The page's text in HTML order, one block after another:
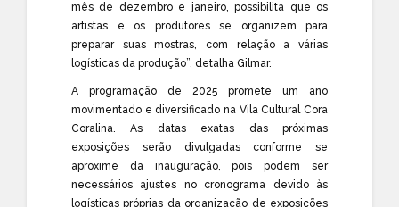
mês de dezembro e janeiro, possibilita que os
artistas e os produtores se organizem para
preparar suas mostras, com relação a várias
logísticas da produção”, detalha Gilmar.
A programação de 2025 promete um ano
movimentado e diversificado na Vila Cultural Cora
Coralina. As datas exatas das próximas
exposições serão divulgadas conforme se
aproxime da inauguração, pois podem ser
necessários ajustes no cronograma devido às
logísticas próprias da organização de exposições